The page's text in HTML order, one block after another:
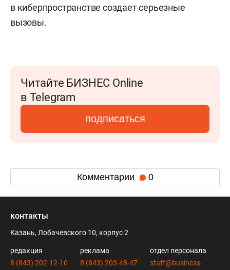
в киберпространстве создает серьезные
вызовы.
Читайте БИЗНЕС Online
в Telegram
подписаться
Комментарии 0
контакты
Казань, Лобачевского 10, корпус 2
редакция
8 (843) 202-12-10
реклама
8 (843) 203-48-47
отдел персонала
staff@business-